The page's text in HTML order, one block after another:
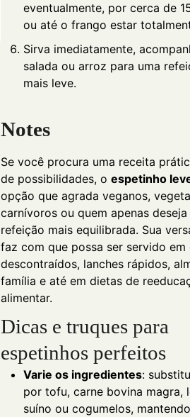
eventualmente, por cerca de
ou até o frango estar
Sirva imediatamente,
salada ou arroz para uma
mais leve.
Notes
Se você procura uma receita
de possibilidades, o espetinho
opção que agrada veganos,
carnívoros ou quem apenas deseja
refeição mais equilibrada. Sua
faz com que possa ser servido em
descontraídos, lanches rápidos,
família e até em dietas de
alimentar.
Dicas e truques para
espetinhos perfeitos
Varie os ingredientes:
por tofu, carne bovina magra,
suíno ou cogumelos,